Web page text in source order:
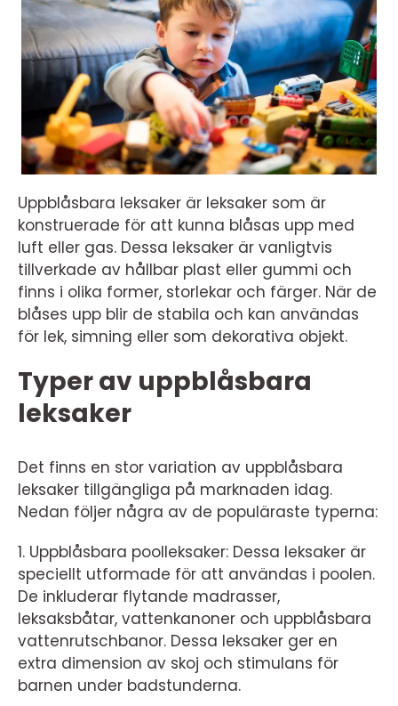
Uppblåsbara leksaker är leksaker som är
konstruerade för att kunna blåsas upp med
luft eller gas. Dessa leksaker är vanligtvis
tillverkade av hållbar plast eller gummi och
finns i olika former, storlekar och färger. När de
blåses upp blir de stabila och kan användas
för lek, simning eller som dekorativa objekt.
Typer av uppblåsbara
leksaker
Det finns en stor variation av uppblåsbara
leksaker tillgängliga på marknaden idag.
Nedan följer några av de populäraste typerna:
1. Uppblåsbara poolleksaker: Dessa leksaker är
speciellt utformade för att användas i poolen.
De inkluderar flytande madrasser,
leksaksbåtar, vattenkanoner och uppblåsbara
vattenrutschbanor. Dessa leksaker ger en
extra dimension av skoj och stimulans för
barnen under badstunderna.